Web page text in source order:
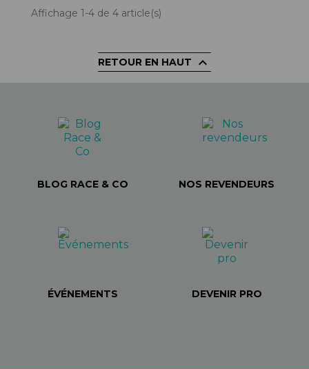
Affichage 1-4 de 4 article(s)
RETOUR EN HAUT 
BLOG RACE & CO NOS REVENDEURS
ÉVÉNEMENTS DEVENIR PRO